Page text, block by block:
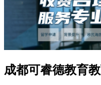
成都可睿德教育